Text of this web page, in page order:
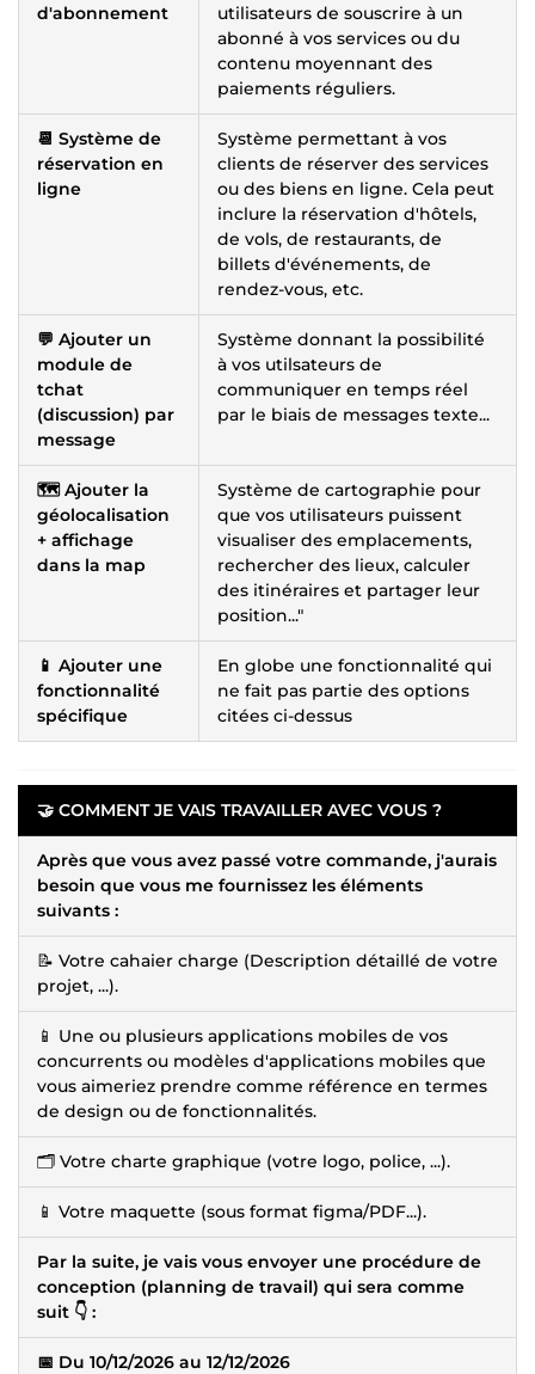
d'abonnement
utilisateurs de souscrire à un
abonné à vos services ou du
contenu moyennant des
paiements réguliers.
📆 Système de
réservation en
ligne
Système permettant à vos
clients de réserver des services
ou des biens en ligne. Cela peut
inclure la réservation d'hôtels,
de vols, de restaurants, de
billets d'événements, de
rendez-vous, etc.
💬 Ajouter un
module de
tchat
(discussion) par
message
Système donnant la possibilité
à vos utilsateurs de
communiquer en temps réel
par le biais de messages texte...
🗺️ Ajouter la
géolocalisation
+ affichage
dans la map
Système de cartographie pour
que vos utilisateurs puissent
visualiser des emplacements,
rechercher des lieux, calculer
des itinéraires et partager leur
position..."
📱 Ajouter une
fonctionnalité
spécifique
En globe une fonctionnalité qui
ne fait pas partie des options
citées ci-dessus
🤝 COMMENT JE VAIS TRAVAILLER AVEC VOUS ?
Après que vous avez passé votre commande, j'aurais
besoin que vous me fournissez les éléments
suivants :
📝 Votre cahaier charge (Description détaillé de votre
projet, ...).
📱 Une ou plusieurs applications mobiles de vos
concurrents ou modèles d'applications mobiles que
vous aimeriez prendre comme référence en termes
de design ou de fonctionnalités.
🗂️ Votre charte graphique (votre logo, police, ...).
📱 Votre maquette (sous format figma/PDF...).
Par la suite, je vais vous envoyer une procédure de
conception (planning de travail) qui sera comme
suit 👇 :
📅 Du 10/12/2026 au 12/12/2026